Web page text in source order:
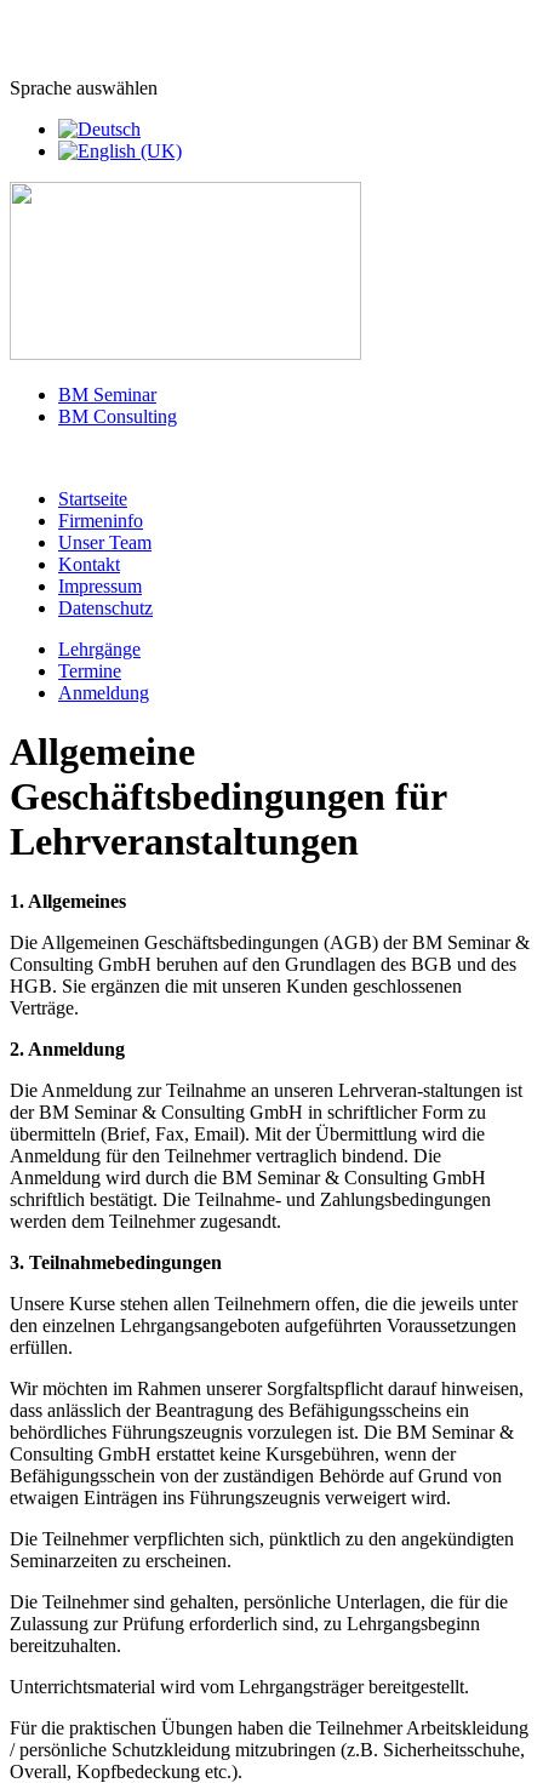
Sprache auswählen
BM Seminar
BM Consulting
Startseite
Firmeninfo
Unser Team
Kontakt
Impressum
Datenschutz
Lehrgänge
Termine
Anmeldung
Allgemeine
Geschäftsbedingungen für
Lehrveranstaltungen
1. Allgemeines
Die Allgemeinen Geschäftsbedingungen (AGB) der BM Seminar &
Consulting GmbH beruhen auf den Grundlagen des BGB und des
HGB. Sie ergänzen die mit unseren Kunden geschlossenen
Verträge.
2. Anmeldung
Die Anmeldung zur Teilnahme an unseren Lehrveran-staltungen ist
der BM Seminar & Consulting GmbH in schriftlicher Form zu
übermitteln (Brief, Fax, Email). Mit der Übermittlung wird die
Anmeldung für den Teilnehmer vertraglich bindend. Die
Anmeldung wird durch die BM Seminar & Consulting GmbH
schriftlich bestätigt. Die Teilnahme- und Zahlungsbedingungen
werden dem Teilnehmer zugesandt.
3. Teilnahmebedingungen
Unsere Kurse stehen allen Teilnehmern offen, die die jeweils unter
den einzelnen Lehrgangsangeboten aufgeführten Voraussetzungen
erfüllen.
Wir möchten im Rahmen unserer Sorgfaltspflicht darauf hinweisen,
dass anlässlich der Beantragung des Befähigungsscheins ein
behördliches Führungszeugnis vorzulegen ist. Die BM Seminar &
Consulting GmbH erstattet keine Kursgebühren, wenn der
Befähigungsschein von der zuständigen Behörde auf Grund von
etwaigen Einträgen ins Führungszeugnis verweigert wird.
Die Teilnehmer verpflichten sich, pünktlich zu den angekündigten
Seminarzeiten zu erscheinen.
Die Teilnehmer sind gehalten, persönliche Unterlagen, die für die
Zulassung zur Prüfung erforderlich sind, zu Lehrgangsbeginn
bereitzuhalten.
Unterrichtsmaterial wird vom Lehrgangsträger bereitgestellt.
Für die praktischen Übungen haben die Teilnehmer Arbeitskleidung
/ persönliche Schutzkleidung mitzubringen (z.B. Sicherheitsschuhe,
Overall, Kopfbedeckung etc.).